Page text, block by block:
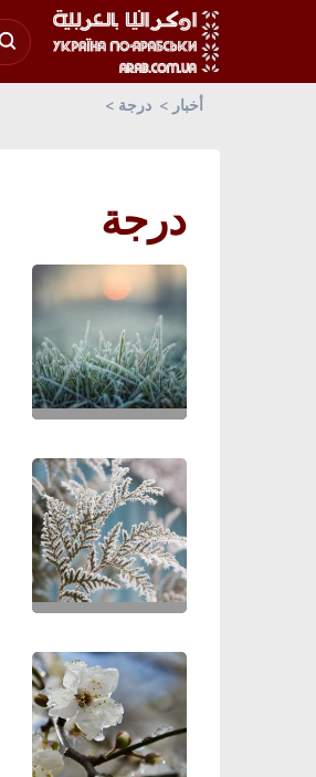
أخبار درجة
درجة